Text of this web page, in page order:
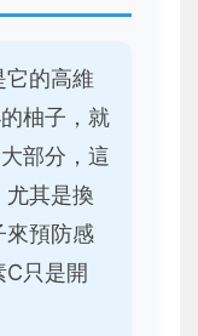
它的高維
柚子，就
部分，這
尤其是換
來預防感
C只是開